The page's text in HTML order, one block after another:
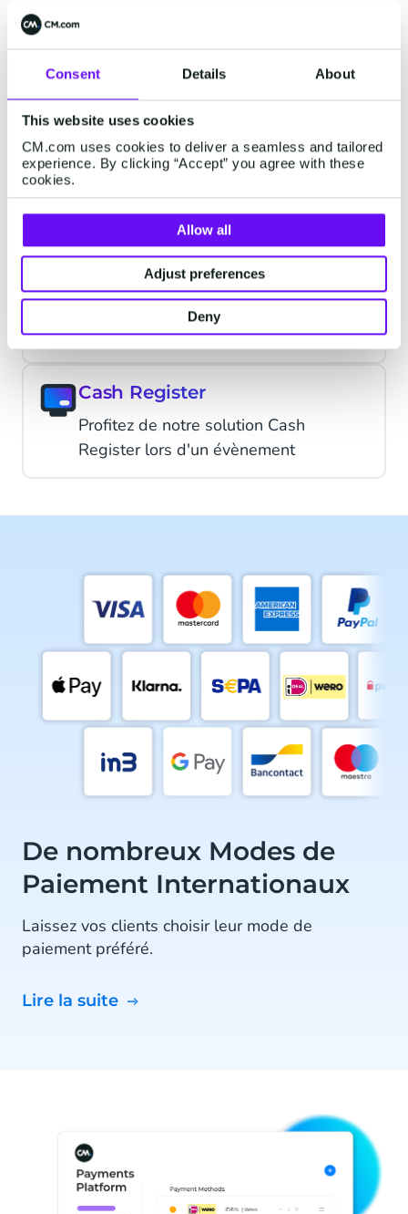
Consent Details About
This website uses cookies
CM.com uses cookies to deliver a seamless and tailored
experience. By clicking “Accept” you agree with these
cookies.
Allow all
Adjust preferences
Deny
Liens de Paiement
Envoyez des liens de paiement à vos
clients via leurs canaux préférés
Paiements Récurrents ›
Optimisez la gestion des paiements
récurrents comme les abonnements
Mobile Order›
Laissez vos clients commander et
payer sur leur téléphone grâce à
Mobile Order.
Cash Register
Profitez de notre solution Cash
Register lors d'un évènement
De nombreux Modes de
Paiement Internationaux
Laissez vos clients choisir leur mode de
paiement préféré.
Lire la suite